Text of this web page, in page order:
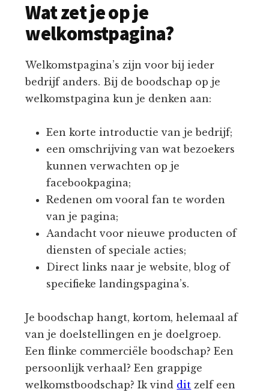
Wat zet je op je
welkomstpagina?
Welkomstpagina’s zijn voor bij ieder
bedrijf anders. Bij de boodschap op je
welkomstpagina kun je denken aan:
Een korte introductie van je bedrijf;
een omschrijving van wat bezoekers
kunnen verwachten op je
facebookpagina;
Redenen om vooral fan te worden
van je pagina;
Aandacht voor nieuwe producten of
diensten of speciale acties;
Direct links naar je website, blog of
specifieke landingspagina’s.
Je boodschap hangt, kortom, helemaal af
van je doelstellingen en je doelgroep.
Een flinke commerciële boodschap? Een
persoonlijk verhaal? Een grappige
welkomstboodschap? Ik vind dit zelf een